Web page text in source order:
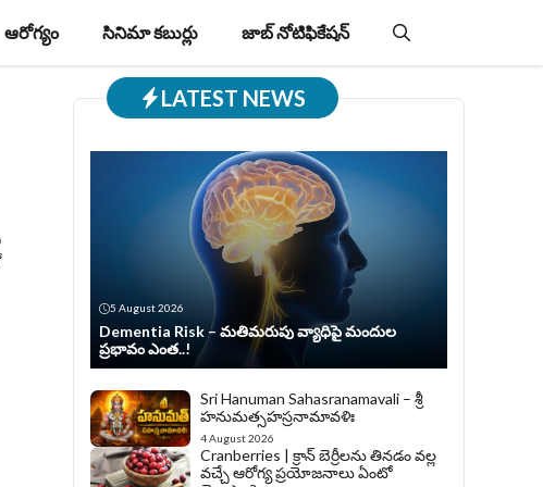
ఆరోగ్యం సినిమా కబుర్లు జాబ్‌ నోటిఫికేషన్‌
LATEST NEWS
5 August 2026
Dementia Risk – మతిమరుపు వ్యాధిపై మందుల
ప్రభావం ఎంత..!
Sri Hanuman Sahasranamavali – శ్రీ
హనుమత్సహస్రనామావళిః
4 August 2026
Cranberries | క్రాన్ బెర్రీల‌ను తిన‌డం వ‌ల్ల
వచ్చే ఆరోగ్య ప్రయోజనాలు ఏంటో